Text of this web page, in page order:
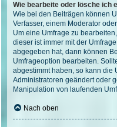
Wie bearbeite oder lösche ich
Wie bei den Beiträgen können
Verfasser, einem Moderator
Um eine Umfrage zu
dieser ist immer mit der
abgegeben hat, dann können
Umfrageoption bearbeiten.
abgestimmt haben, so kann die
Administratoren geändert oder
Manipulation von laufenden
Nach oben